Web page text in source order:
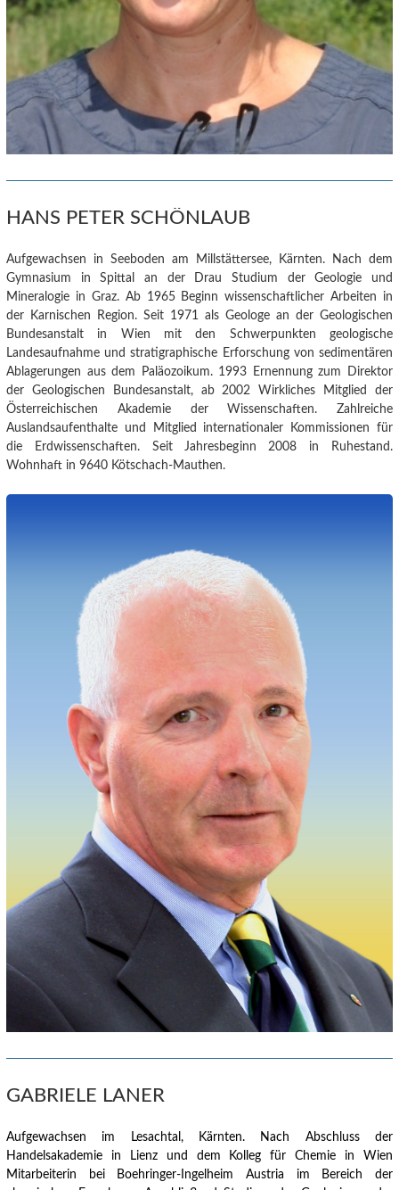
HANS PETER SCHÖNLAUB
Aufgewachsen in Seeboden am Millstättersee, Kärnten. Nach dem
Gymnasium in Spittal an der Drau Studium der Geologie und
Mineralogie in Graz. Ab 1965 Beginn wissenschaftlicher Arbeiten in
der Karnischen Region. Seit 1971 als Geologe an der Geologischen
Bundesanstalt in Wien mit den Schwerpunkten geologische
Landesaufnahme und stratigraphische Erforschung von sedimentären
Ablagerungen aus dem Paläozoikum. 1993 Ernennung zum Direktor
der Geologischen Bundesanstalt, ab 2002 Wirkliches Mitglied der
Österreichischen Akademie der Wissenschaften. Zahlreiche
Auslandsaufenthalte und Mitglied internationaler Kommissionen für
die Erdwissenschaften. Seit Jahresbeginn 2008 in Ruhestand.
Wohnhaft in 9640 Kötschach-Mauthen.
GABRIELE LANER
Aufgewachsen im Lesachtal, Kärnten. Nach Abschluss der
Handelsakademie in Lienz und dem Kolleg für Chemie in Wien
Mitarbeiterin bei Boehringer-Ingelheim Austria im Bereich der